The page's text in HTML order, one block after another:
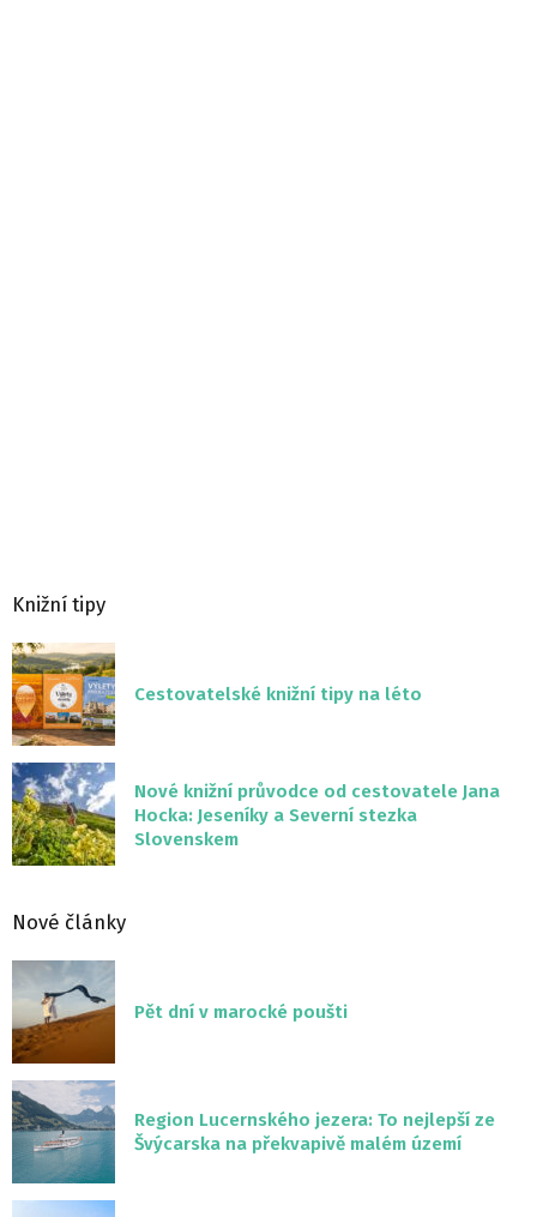
Knižní tipy
Cestovatelské knižní tipy na léto
Nové knižní průvodce od cestovatele Jana
Hocka: Jeseníky a Severní stezka
Slovenskem
Nové články
Pět dní v marocké poušti
Region Lucernského jezera: To nejlepší ze
Švýcarska na překvapivě malém území